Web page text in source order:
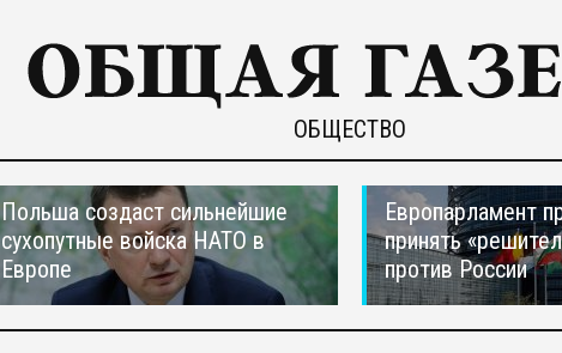
ОБЩЕСТВО
Польша создаст сильнейшие
сухопутные войска НАТО в
Европе
Европарламент
принять
против России